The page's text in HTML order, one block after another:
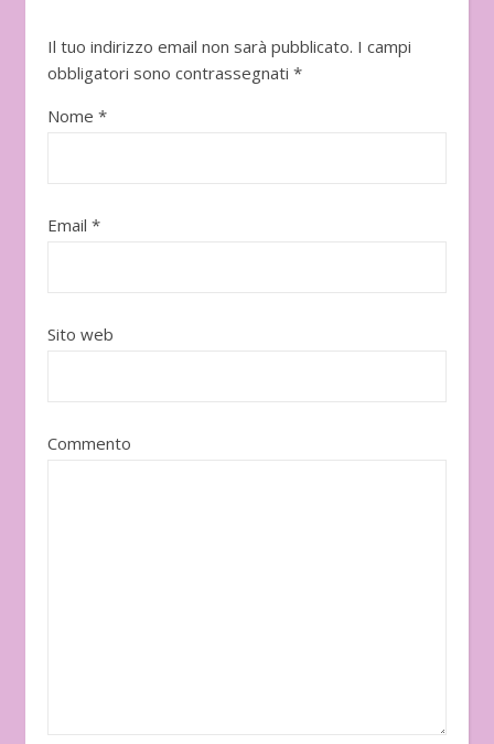
Il tuo indirizzo email non sarà pubblicato. I campi
obbligatori sono contrassegnati *
Nome *
Email *
Sito web
Commento